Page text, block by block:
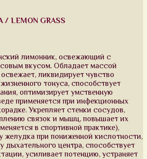
GRASS
лимонник, освежающий с
вкусом. Обладает массой
ликвидирует чувство
тонуса, способствует
оптимизирует умственную
применяется при инфекционных
Укрепляет стенки сосудов,
связок и мышц, повышает их
в спортивной практике),
желудка при пониженной кислотности,
дыхательного центра, способствует
усиливает потенцию, устраняет